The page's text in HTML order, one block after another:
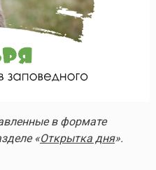
в формате
«Открытка дня».